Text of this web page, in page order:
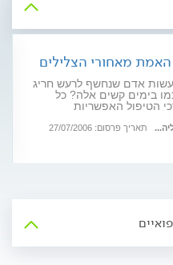
האמת מאחורי הצלילים
אדם שנחשף לרעש חריג
בימים קשים אלה? כל
הטיפול האפשריות
תאריך פרסום: 27/07/2006